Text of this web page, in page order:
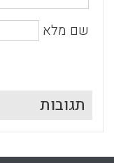
שם מלא
תגובות